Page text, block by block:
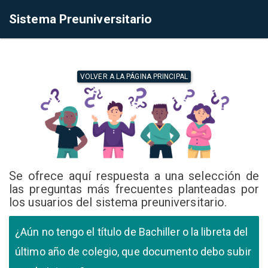
Sistema Preuniversitario
VOLVER A LA PÁGINA PRINCIPAL
Se ofrece aquí respuesta a una selección de
las preguntas más frecuentes planteadas por
los usuarios del sistema preuniversitario.
¿Aún no tengo el título de Bachiller o la libreta del
último año de colegio, que documento debo subir